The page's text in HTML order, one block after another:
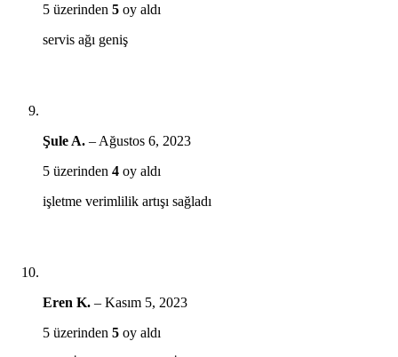
5 üzerinden 5 oy aldı
servis ağı geniş
Şule A. – Ağustos 6, 2023
5 üzerinden 4 oy aldı
işletme verimlilik artışı sağladı
Eren K. – Kasım 5, 2023
5 üzerinden 5 oy aldı